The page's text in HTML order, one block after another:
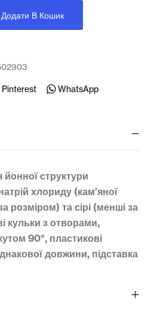
товари
Додати В Кошик
Pinterest WhatsApp
структури
хлориду (кам’яної
розміром) та сірі (менші за
кульки з отворами,
90°, пластикові
довжини, підставка